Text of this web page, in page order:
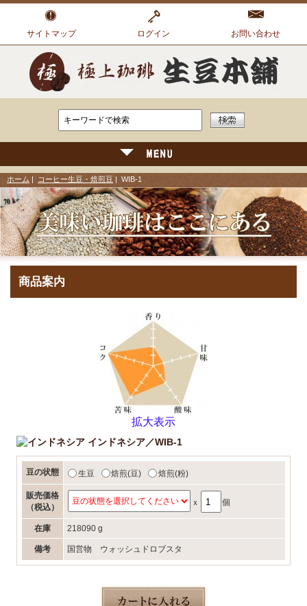
サイトマップ ログイン お問い合わせ
ホーム コーヒー生豆・焙煎豆 | WIB-1
商品案内
拡大表示
インドネシア／WIB-1
豆の状態 生豆 焙煎(豆) 焙煎(粉)
販売価格
（税込）
ｘ 個
在庫 218090 g
備考 国営物 ウォッシュドロブスタ